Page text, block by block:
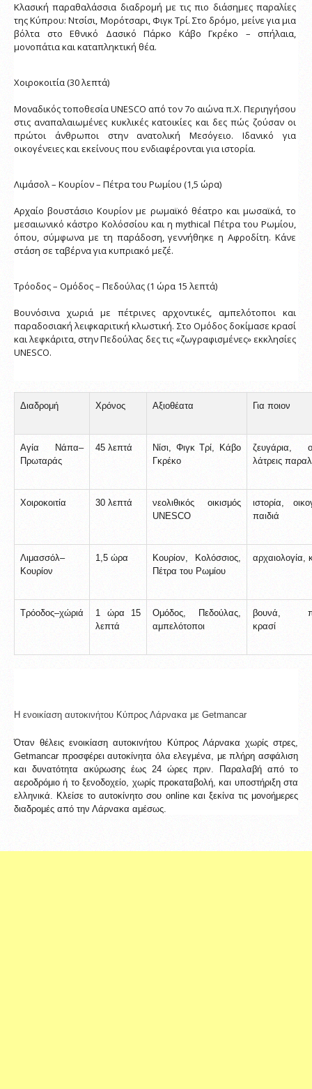
Κλασική παραθαλάσσια διαδρομή με τις πιο διάσημες παραλίες
της Κύπρου: Ντσίσι, Μορότσαρι, Φιγκ Τρί. Στο δρόμο, μείνε για μια
βόλτα στο Εθνικό Δασικό Πάρκο Κάβο Γκρέκο – σπήλαια,
μονοπάτια και καταπληκτική θέα.
Χοιροκοιτία (30 λεπτά)
Μοναδικός τοποθεσία UNESCO από τον 7ο αιώνα π.Χ. Περιηγήσου
στις αναπαλαιωμένες κυκλικές κατοικίες και δες πώς ζούσαν οι
πρώτοι άνθρωποι στην ανατολική Μεσόγειο. Ιδανικό για
οικογένειες και εκείνους που ενδιαφέρονται για ιστορία.
Λιμάσολ – Κουρίον – Πέτρα του Ρωμίου (1,5 ώρα)
Αρχαίο βουστάσιο Κουρίον με ρωμαϊκό θέατρο και μωσαϊκά, το
μεσαιωνικό κάστρο Κολόσσίου και η mythical Πέτρα του Ρωμίου,
όπου, σύμφωνα με τη παράδοση, γεννήθηκε η Αφροδίτη. Κάνε
στάση σε ταβέρνα για κυπριακό μεζέ.
Τρόοδος – Ομόδος – Πεδούλας (1 ώρα 15 λεπτά)
Βουνόσινα χωριά με πέτρινες αρχοντικές, αμπελότοποι και
παραδοσιακή λειφκαριτική κλωστική. Στο Ομόδος δοκίμασε κρασί
και λεφκάριτα, στην Πεδούλας δες τις «ζωγραφισμένες» εκκλησίες
UNESCO.
Διαδρομή Χρόνος Αξιοθέατα Για ποιον
Αγία Νάπα–
Πρωταράς
45 λεπτά
Νίσι, Φιγκ Τρί, Κάβο
Γκρέκο
ζευγάρια,
λάτρεις
Χοιροκοιτία 30 λεπτά
νεολιθικός οικισμός
UNESCO
ιστορία,
παιδιά
Λιμασσόλ–
Κουρίον
1,5 ώρα
Κουρίον, Κολόσσιος,
Πέτρα του Ρωμίου
αρχαιολογία,
Τρόοδος–χώριά
1 ώρα 15
λεπτά
Ομόδος, Πεδούλας,
αμπελότοποι
βουνά,
κρασί
Η ενοικίαση αυτοκινήτου Κύπρος Λάρνακα με Getmancar
Όταν θέλεις ενοικίαση αυτοκινήτου Κύπρος Λάρνακα χωρίς στρες,
Getmancar προσφέρει αυτοκίνητα όλα ελεγμένα, με πλήρη ασφάλιση
και δυνατότητα ακύρωσης έως 24 ώρες πριν. Παραλαβή από το
αεροδρόμιο ή το ξενοδοχείο, χωρίς προκαταβολή, και υποστήριξη στα
ελληνικά. Κλείσε το αυτοκίνητο σου online και ξεκίνα τις μονοήμερες
διαδρομές από την Λάρνακα αμέσως.